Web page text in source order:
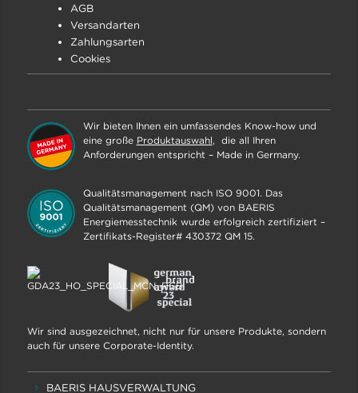
AGB
Versandarten
Zahlungsarten
Cookies
Wir bieten Ihnen ein umfassendes Know-how und
eine große Produktauswahl, die all Ihren
Anforderungen entspricht – Made in Germany.
Qualitätsmanagement nach ISO 9001. Das
Qualitätsmanagement (QM) von BAERIS
Energiemesstechnik wurde erfolgreich zertifiziert –
Zertifikats-Register# 430372 QM 15.
Wir sind ausgezeichnet, nicht nur für unsere Produkte, sondern
auch für unsere Corporate-Identity.
BAERIS HAUSVERWALTUNG